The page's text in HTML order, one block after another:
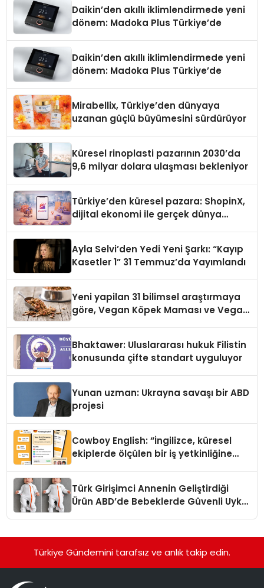
Daikin’den akıllı iklimlendirmede yeni
dönem: Madoka Plus Türkiye’de
Daikin’den akıllı iklimlendirmede yeni
dönem: Madoka Plus Türkiye’de
Mirabellix, Türkiye’den dünyaya
uzanan güçlü büyümesini sürdürüyor
Küresel rinoplasti pazarının 2030’da
9,6 milyar dolara ulaşması bekleniyor
Türkiye’den küresel pazara: ShopinX,
dijital ekonomi ile gerçek dünya
Ayla Selvi’den Yedi Yeni Şarkı: “Kayıp
Kasetler 1” 31 Temmuz’da Yayımlandı
Yeni yapilan 31 bilimsel araştırmaya
göre, Vegan Köpek Maması ve Vegan
Bhaktawer: Uluslararası hukuk Filistin
konusunda çifte standart uyguluyor
Yunan uzman: Ukrayna savaşı bir ABD
projesi
Cowboy English: “İngilizce, küresel
ekiplerde ölçülen bir iş yetkinliğine
Türk Girişimci Annenin Geliştirdiği
Ürün ABD’de Bebeklerde Güvenli Uyku
Türkiye Gündemini tarafsız ve anlık takip edin.